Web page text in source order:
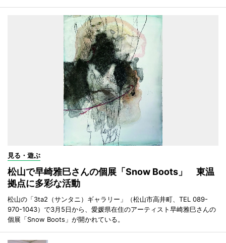
見る・遊ぶ
松山で早崎雅巳さんの個展「Snow Boots」 東温
拠点に多彩な活動
松山の「3ta2（サンタニ）ギャラリー」（松山市高井町、TEL 089-
970-1043）で3月5日から、愛媛県在住のアーティスト早崎雅巳さんの
個展「Snow Boots」が開かれている。